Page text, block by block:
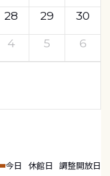
28 29
30
4 5 6
今日 休館日 調整開放日